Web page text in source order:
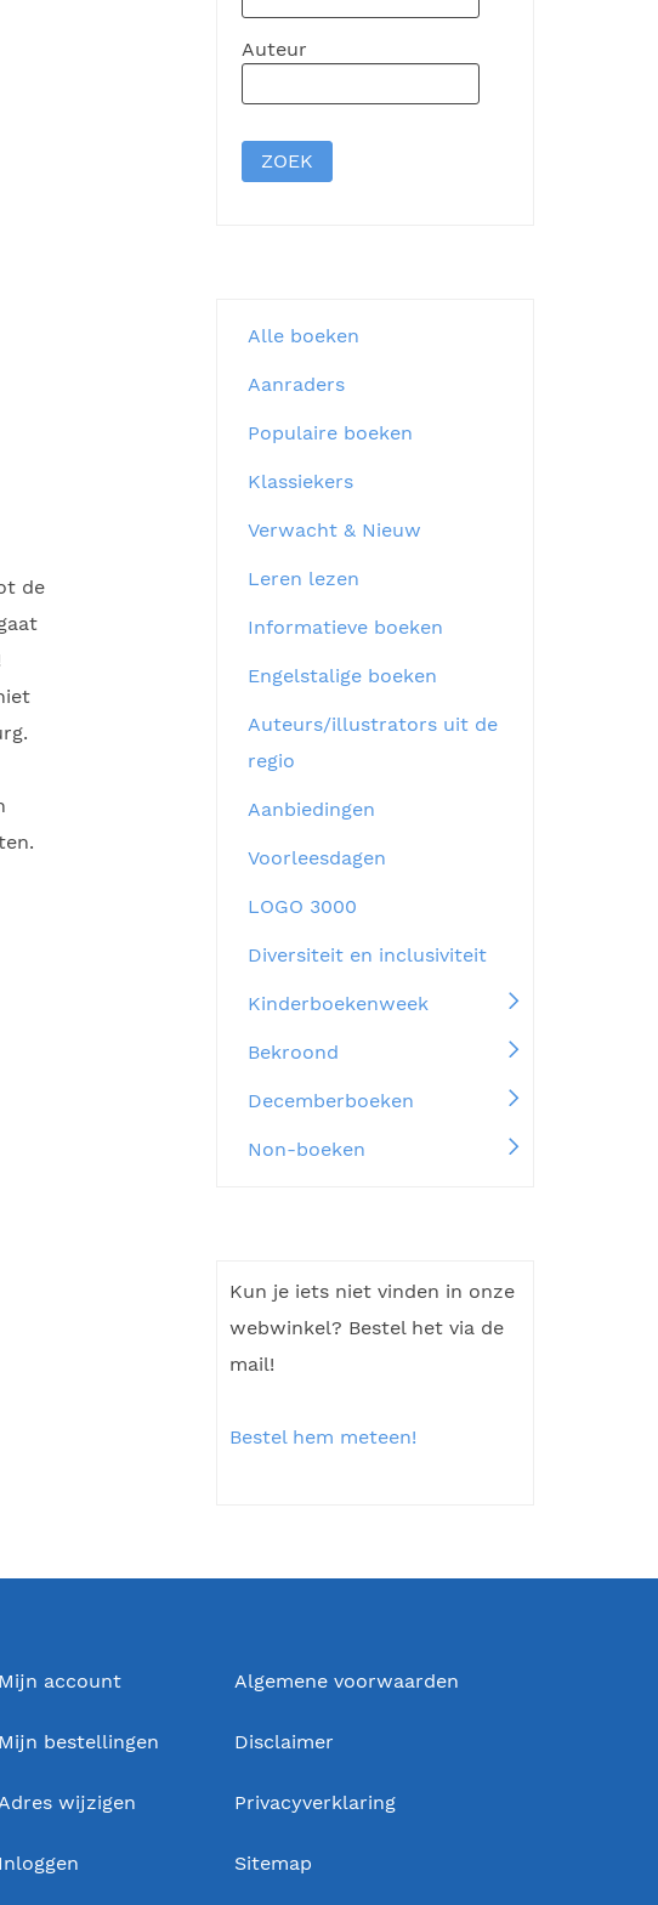
de
Auteur
Alle boeken
Aanraders
Populaire boeken
Klassiekers
Verwacht & Nieuw
Leren lezen
Informatieve boeken
Engelstalige boeken
Auteurs/illustrators uit de
regio
Aanbiedingen
Voorleesdagen
LOGO 3000
Diversiteit en inclusiviteit
Kinderboekenweek
Bekroond
Decemberboeken
Non-boeken
Kun je iets niet vinden in onze
webwinkel? Bestel het via de
mail!
Bestel hem meteen!
Mijn account
Mijn bestellingen
wijzigen
Inloggen
Algemene voorwaarden
Disclaimer
Privacyverklaring
Sitemap